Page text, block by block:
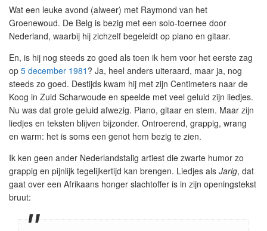
Wat een leuke avond (alweer) met Raymond van het
Groenewoud. De Belg is bezig met een solo-toernee door
Nederland, waarbij hij zichzelf begeleidt op piano en gitaar.
En, is hij nog steeds zo goed als toen ik hem voor het eerste zag
op 5 december 1981 ? Ja, heel anders uiteraard, maar ja, nog
steeds zo goed. Destijds kwam hij met zijn Centimeters naar de
Koog in Zuid Scharwoude en speelde met veel geluid zijn liedjes.
Nu was dat grote geluid afwezig. Piano, gitaar en stem. Maar zijn
liedjes en teksten blijven bijzonder. Ontroerend, grappig, wrang
en warm: het is soms een genot hem bezig te zien.
Ik ken geen ander Nederlandstalig artiest die zwarte humor zo
grappig en pijnlijk tegelijkertijd kan brengen. Liedjes als Jarig, dat
gaat over een Afrikaans honger slachtoffer is in zijn openingstekst
bruut: